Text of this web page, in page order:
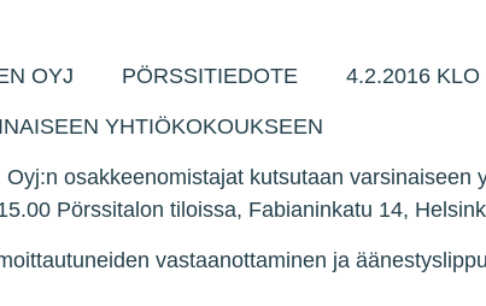
OYJ PÖRSSITIEDOTE 4.2.2016 KLO
YHTIÖKOKOUKSEEN
Oyj:n osakkeenomistajat kutsutaan varsinaiseen
Pörssitalon tiloissa, Fabianinkatu 14,
vastaanottaminen ja